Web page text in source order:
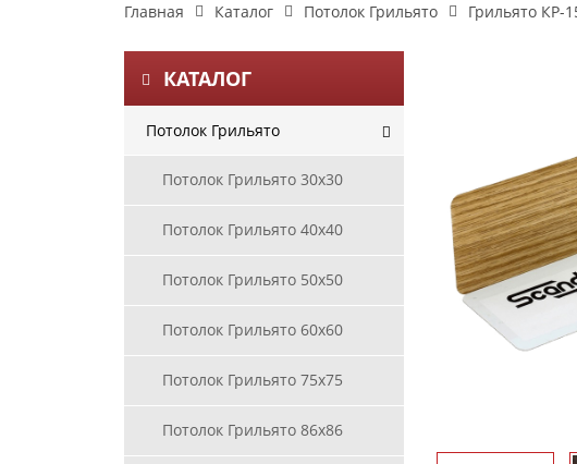
Главная Каталог Потолок Грильято Грильято КР-
КАТАЛОГ
Потолок Грильято
Потолок Грильято 30х30
Потолок Грильято 40х40
Потолок Грильято 50х50
Потолок Грильято 60х60
Потолок Грильято 75х75
Потолок Грильято 86х86